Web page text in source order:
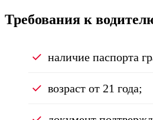
Требования к
наличие паспорта
возраст от 21 года;